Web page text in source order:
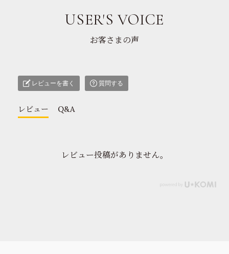
USER'S VOICE
お客さまの声
レビューを書く 質問する
レビュー Q&A
レビュー投稿がありません。